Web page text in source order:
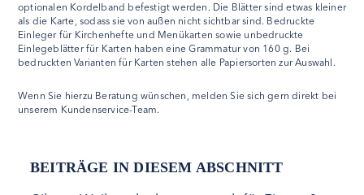
optionalen Kordelband befestigt werden. Die Blätter sind etwas kleiner
als die Karte, sodass sie von außen nicht sichtbar sind. Bedruckte
Einleger für Kirchenhefte und Menükarten sowie unbedruckte
Einlegeblätter für Karten haben eine Grammatur von 160 g. Bei
bedruckten Varianten für Karten stehen alle Papiersorten zur Auswahl.
Wenn Sie hierzu Beratung wünschen, melden Sie sich gern direkt bei
unserem Kundenservice-Team.
BEITRÄGE IN DIESEM ABSCHNITT